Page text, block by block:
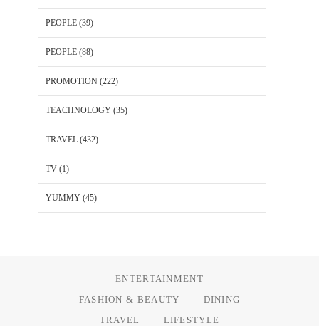
PEOPLE (39)
PEOPLE (88)
PROMOTION (222)
TEACHNOLOGY (35)
TRAVEL (432)
TV (1)
YUMMY (45)
ENTERTAINMENT
FASHION & BEAUTY
DINING
TRAVEL
LIFESTYLE